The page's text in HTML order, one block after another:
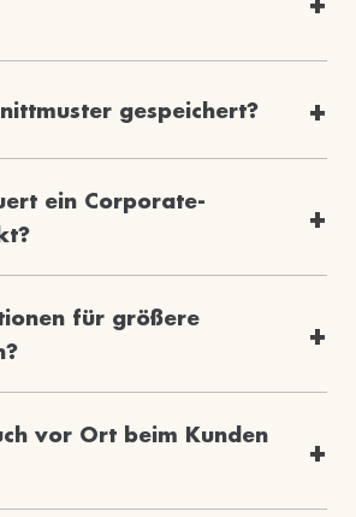
gespeichert?
ein Corporate-
für größere
vor Ort beim Kunden